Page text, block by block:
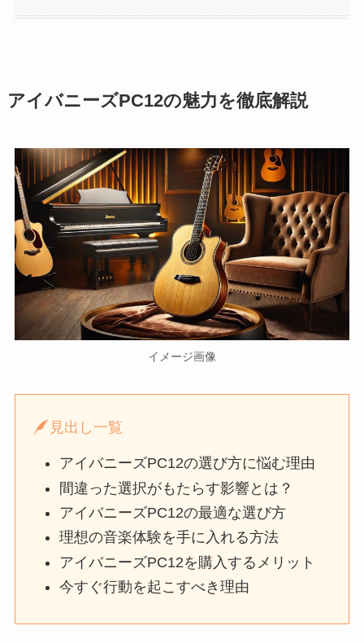
アイバニーズPC12の魅力を徹底解説
イメージ画像
見出し一覧
アイバニーズPC12の選び方に悩む理由
間違った選択がもたらす影響とは？
アイバニーズPC12の最適な選び方
理想の音楽体験を手に入れる方法
アイバニーズPC12を購入するメリット
今すぐ行動を起こすべき理由